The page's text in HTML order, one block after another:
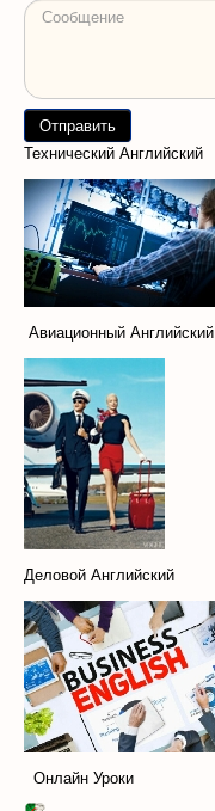
Технический Английский
Авиационный Английский
Деловой Английский
Онлайн Уроки